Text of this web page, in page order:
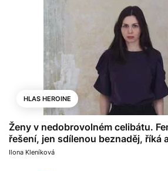
HLAS HEROINE
Ženy v nedobrovolném celibátu.
řešení, jen sdílenou beznaděj, říká
Ilona Kleníková